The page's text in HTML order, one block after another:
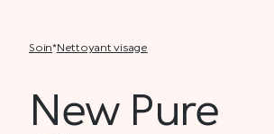
soin* nettoyant visage
New Pure